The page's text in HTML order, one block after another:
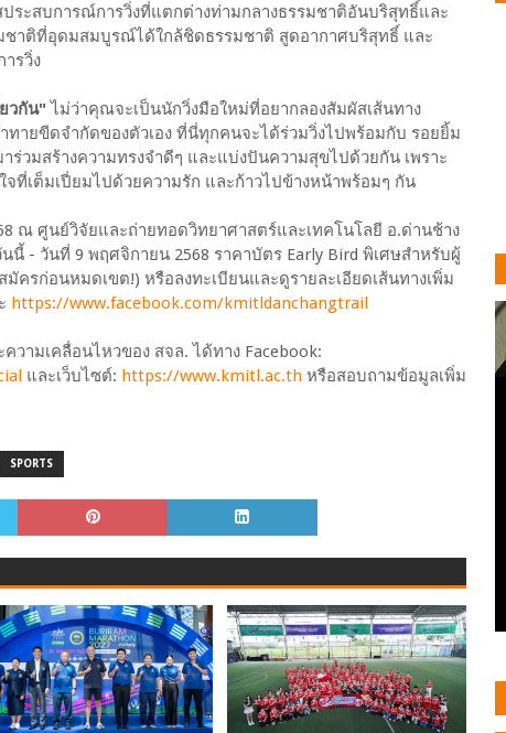
ะสบการณ์การวิ่งที่แตกต่างท่ามกลางธรรมชาติอันบริสุทธิ์และ
ชาติที่อุดมสมบูรณ์ได้ใกล้ชิดธรรมชาติ สูดอากาศบริสุทธิ์ และ
รวิ่ง
วกัน" ไม่ว่าคุณจะเป็นนักวิ่งมือใหม่ที่อยากลองสัมผัสเส้นทาง
ายขีดจำกัดของตัวเอง ที่นี่ทุกคนจะได้ร่วมวิ่งไปพร้อมกับ รอยยิ้ม
ร่วมสร้างความทรงจำดีๆ และแบ่งปันความสุขไปด้วยกัน เพราะ
จที่เต็มเปี่ยมไปด้วยความรัก และก้าวไปข้างหน้าพร้อมๆ กัน
ณ ศูนย์วิจัยและถ่ายทอดวิทยาศาสตร์และเทคโนโลยี อ.ด่านช้าง
- วันที่ 9 พฤศจิกายน 2568 ราคาบัตร Early Bird พิเศษสำหรับผู้
ครก่อนหมดเขต!) หรือลงทะเบียนและดูรายละเอียดเส้นทางเพิ่ม
https://www.facebook.com/kmitldanchangtrail
ามเคลื่อนไหวของ สจล. ได้ทาง Facebook:
และเว็บไซต์: https://www.kmitl.ac.th หรือสอบถามข้อมูลเพิ่ม
SPORTS